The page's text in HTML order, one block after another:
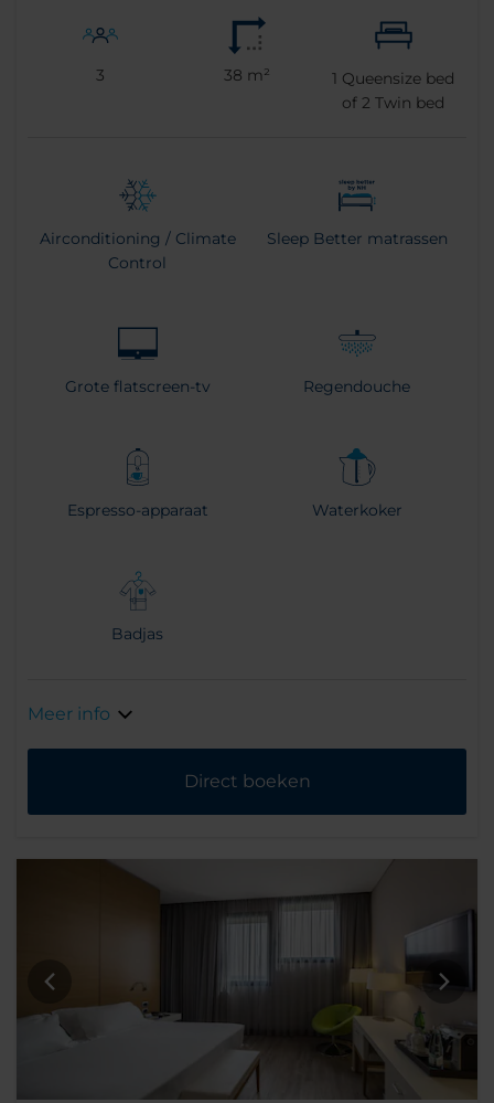
3 38 m² 1 Queensize bed
of2 Twin bed
Airconditioning / Climate
Control
Sleep Better matrassen
Grote flatscreen-tv Regendouche
Espresso-apparaat Waterkoker
Badjas
Meer info
Direct boeken